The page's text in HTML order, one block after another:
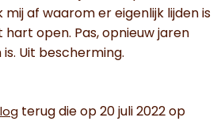
af waarom er eigenlijk lijden is
open. Pas, opnieuw jaren
Uit bescherming.
terug die op 20 juli 2022 op